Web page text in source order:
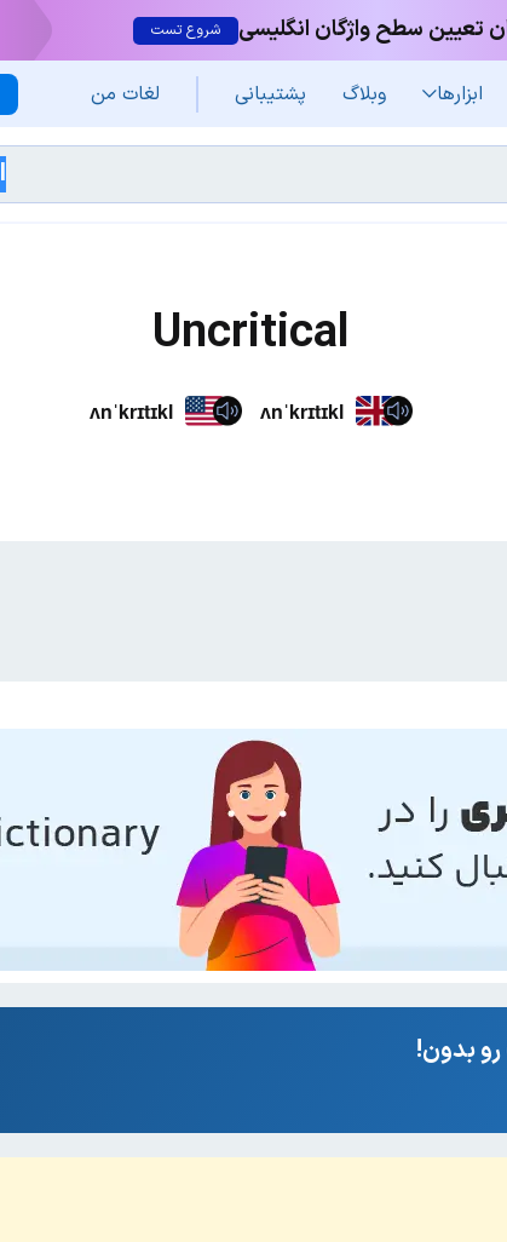
تعیین سطح واژگان انگلیسی شروع تست
ابزارها وبلاگ پشتیبانی لغات من
Uncritical
ʌnˈkrɪtɪkl ʌnˈkrɪtɪkl
بدون!